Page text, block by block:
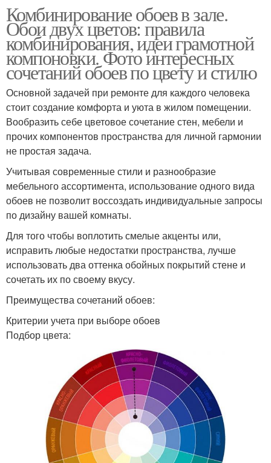
Комбинирование обоев в зале.
Обои двух цветов: правила
комбинирования, идеи грамотной
компоновки. Фото интересных
сочетаний обоев по цвету и стилю
Основной задачей при ремонте для каждого человека
стоит создание комфорта и уюта в жилом помещении.
Вообразить себе цветовое сочетание стен, мебели и
прочих компонентов пространства для личной гармонии
не простая задача.
Учитывая современные стили и разнообразие
мебельного ассортимента, использование одного вида
обоев не позволит воссоздать индивидуальные запросы
по дизайну вашей комнаты.
Для того чтобы воплотить смелые акценты или,
исправить любые недостатки пространства, лучше
использовать два оттенка обойных покрытий стене и
сочетать их по своему вкусу.
Преимущества сочетаний обоев:
Критерии учета при выборе обоев
Подбор цвета: